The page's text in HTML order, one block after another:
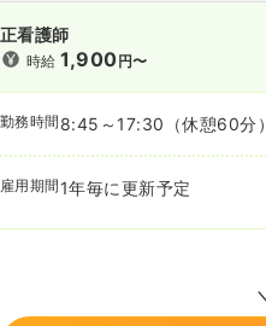
正看護師
時給1,900円〜
勤務時間 8:45～17:30 （休憩60分）
雇用期間 1年毎に更新予定